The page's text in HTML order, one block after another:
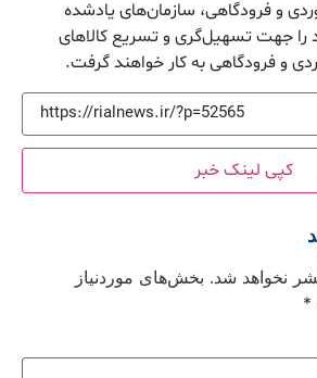
و فرودگاهی، سازمان‌های یادشده
جهت تسهیل‌گری و تسریع کالاهای
و فرودگاهی به کار خواهند گرفت.
کپی لینک خبر
نخواهد شد. بخش‌های موردنیاز
*